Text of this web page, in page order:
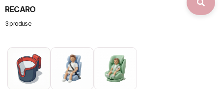
CARUCIOARE COPII
RECARO
3 produse